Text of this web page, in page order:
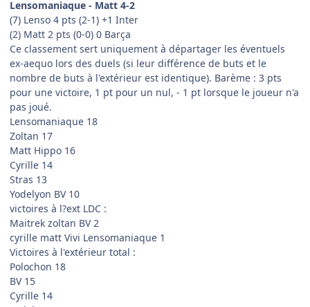
Lensomaniaque - Matt 4-2
(7) Lenso 4 pts (2-1) +1 Inter
(2) Matt 2 pts (0-0) 0 Barça
Ce classement sert uniquement à départager les éventuels
ex-aequo lors des duels (si leur différence de buts et le
nombre de buts à l'extérieur est identique). Barème : 3 pts
pour une victoire, 1 pt pour un nul, - 1 pt lorsque le joueur n'a
pas joué.
Lensomaniaque 18
Zoltan 17
Matt Hippo 16
Cyrille 14
Stras 13
Yodelyon BV 10
victoires à l?ext LDC :
Maitrek zoltan BV 2
cyrille matt Vivi Lensomaniaque 1
Victoires à l'extérieur total :
Polochon 18
BV 15
Cyrille 14